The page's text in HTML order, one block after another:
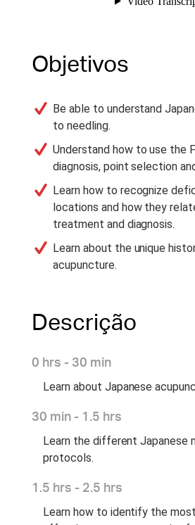
Objetivos
Be able to understand
to needling.
Understand how to use the
diagnosis, point selection
Learn how to recognize
locations and how they
treatment and diagnosis.
Learn about the unique
acupuncture.
Descrição
0 hrs - 30 min
Learn about Japanese
30 min - 1.5 hrs
Learn the different Japanese
protocols.
1.5 hrs - 2.5 hrs
Learn how to identify the